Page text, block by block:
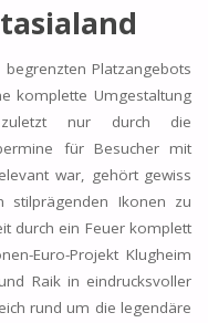
Platzangebots
komplette Umgestaltung
zuletzt nur durch die
für Besucher mit
war, gehört gewiss
stilprägenden Ikonen zu
durch ein Feuer komplett
Euro-Projekt Klugheim
Raik in eindrucksvoller
rund um die legendäre